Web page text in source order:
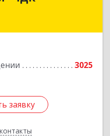
3025
заявку
Петербург г, вн.тер.г.
Подробнее
заявку